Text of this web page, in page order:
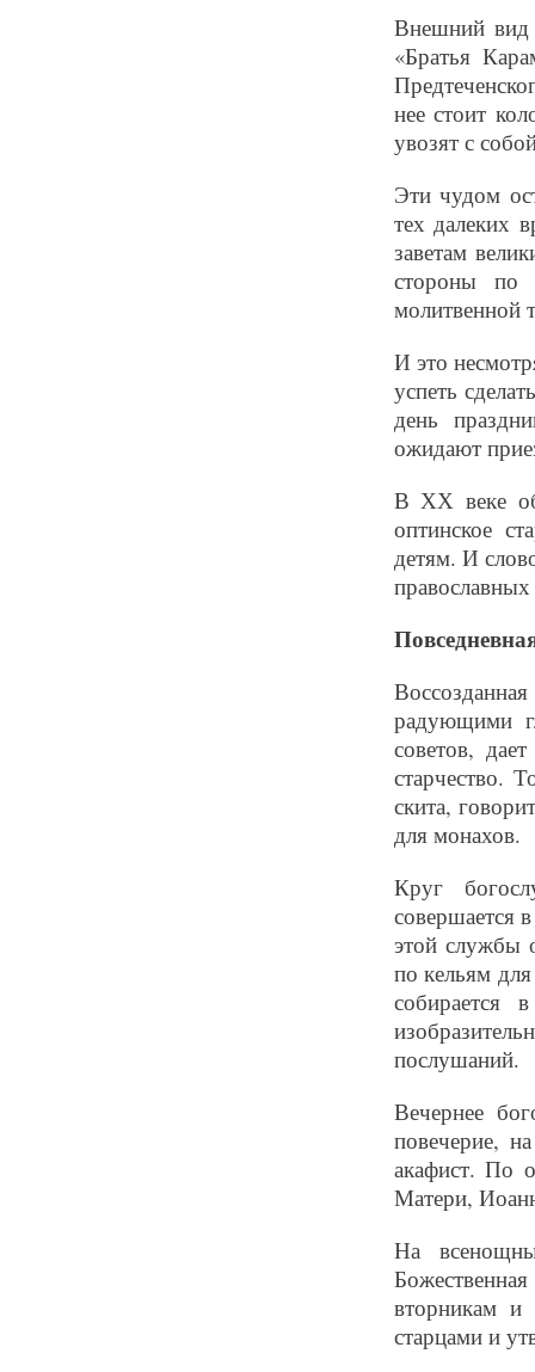
Внешний вид
«Братья
нее стоит
увозят с
Эти чудом
тех далеких
заветам
стороны по
молитвенной
И это
успеть
день
ожидают
В ХХ веке
оптинское
детям. И
радующими
советов,
старчество.
скита,
для монахов.
Круг
совершается
этой службы
по кельям
послушаний.
Вечернее
повечерие,
акафист. По
Матери,
На
вторникам и
старцами и